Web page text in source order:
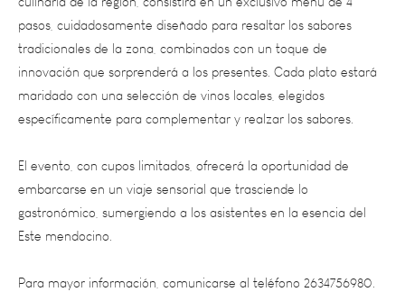
tradicionales de la zona, combinados con un toque de
innovación que sorprenderá a los presentes. Cada platoestará
maridado con una selección de vinos locales, elegidos
específicamente para complementar y realzar los sabores.
El evento, con cupos limitados, ofrecerá la oportunidad de
embarcarse en un viaje sensorial que trasciende lo
gastronómico, sumergiendo a los asistentes en la esencia del
Este mendocino.
Para mayor información, comunicarse al teléfono 2634756980.